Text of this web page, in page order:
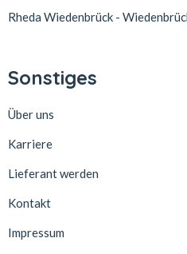
Rheda Wiedenbrück -
Sonstiges
Über uns
Karriere
Lieferant werden
Kontakt
Impressum